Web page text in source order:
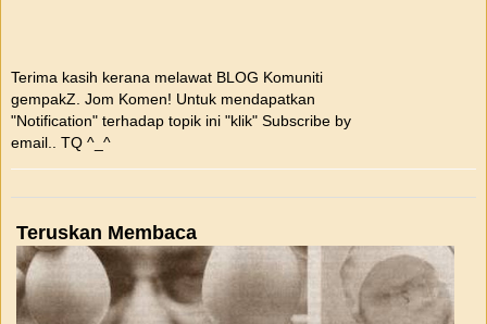
Terima kasih kerana melawat BLOG Komuniti
gempakZ. Jom Komen! Untuk mendapatkan
"Notification" terhadap topik ini "klik" Subscribe by
email.. TQ ^_^
Teruskan Membaca